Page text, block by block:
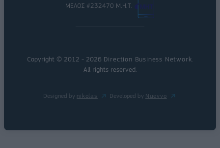
ΜΕΛΟΣ #232470 Μ.Η.Τ.
Copyright © 2012 - 2026 Direction Business Network
All rights reserved.
Designed by nikolas Developed by Nuevvo